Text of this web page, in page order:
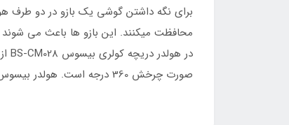
محافظت میکنند. این بازو ها باعث می
صورت چرخش 360 درجه است. هولدر بیسوس BS-CM028 نگهداری از گوشی های اندازه 4.7 تا 7.2 اینچ را پشتیبانی می کند.